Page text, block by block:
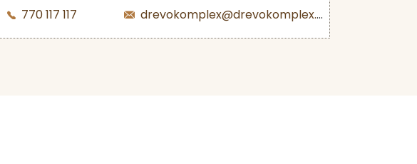
770 117 117 drevokomplex@drevokomplex.com